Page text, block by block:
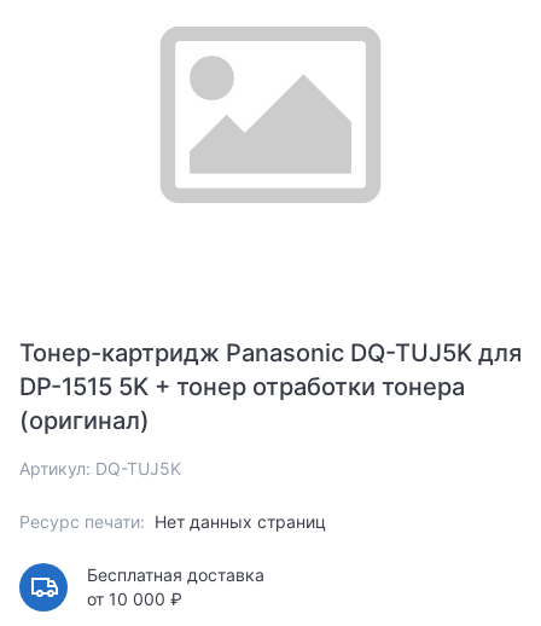
Тонер-картридж Panasonic DQ-TUJ5K для
DP-1515 5K + тонер отработки тонера
(оригинал)
Артикул: DQ-TUJ5K
Ресурс печати: Нет данных страниц
Бесплатная доставка
от 10 000 ₽